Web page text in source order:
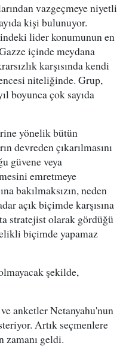
vazgeçmeye niyetli
kişi bulunuyor.
lider konumunun en
içinde meydana
karşısında kendi
niteliğinde. Grup,
boyunca çok sayıda
yönelik bütün
devreden çıkarılmasını
güvene veya
emretmeye
bakılmaksızın, neden
açık biçimde karşısına
stratejist olarak gördüğü
biçimde yapamaz
şekilde,
anketler Netanyahu'nun
Artık seçmenlere
zamanı geldi.